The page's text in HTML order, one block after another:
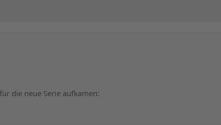
die neue Serie aufkamen: